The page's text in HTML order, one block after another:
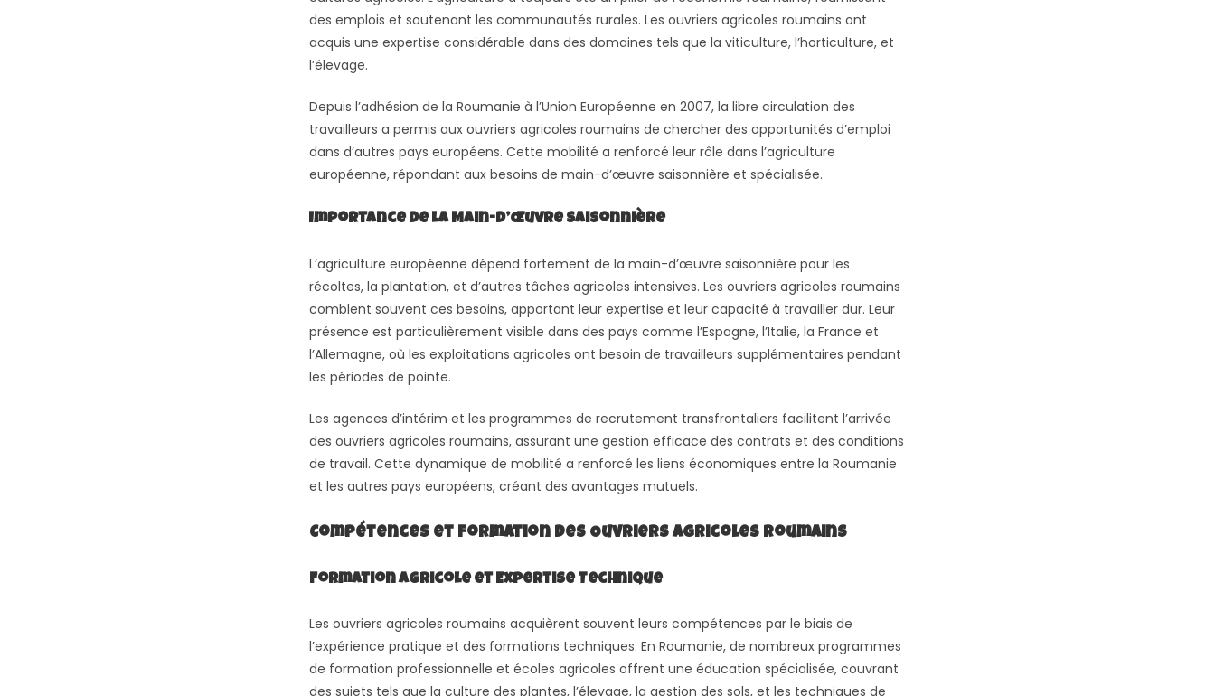
des emplois et soutenant les communautés rurales. Les ouvriers agricoles roumains ont
acquis une expertise considérable dans des domaines tels que la viticulture, l’horticulture, et
l’élevage.
Depuis l’adhésion de la Roumanie à l’Union Européenne en 2007, la libre circulation des
travailleurs a permis aux ouvriers agricoles roumains de chercher des opportunités d’emploi
dans d’autres pays européens. Cette mobilité a renforcé leur rôle dans l’agriculture
européenne, répondant aux besoins de main-d’œuvre saisonnière et spécialisée.
Importance de la Main-d’Œuvre Saisonnière
L’agriculture européenne dépend fortement de la main-d’œuvre saisonnière pour les
récoltes, la plantation, et d’autres tâches agricoles intensives. Les ouvriers agricoles roumains
comblent souvent ces besoins, apportant leur expertise et leur capacité à travailler dur. Leur
présence est particulièrement visible dans des pays comme l’Espagne, l’Italie, la France et
l’Allemagne, où les exploitations agricoles ont besoin de travailleurs supplémentaires pendant
les périodes de pointe.
Les agences d’intérim et les programmes de recrutement transfrontaliers facilitent l’arrivée
des ouvriers agricoles roumains, assurant une gestion efficace des contrats et des conditions
de travail. Cette dynamique de mobilité a renforcé les liens économiques entre la Roumanie
et les autres pays européens, créant des avantages mutuels.
Compétences et Formation des Ouvriers Agricoles Roumains
Formation Agricole et Expertise Technique
Les ouvriers agricoles roumains acquièrent souvent leurs compétences par le biais de
l’expérience pratique et des formations techniques. En Roumanie, de nombreux programmes
de formation professionnelle et écoles agricoles offrent une éducation spécialisée, couvrant
des sujets tels que la culture des plantes, l’élevage, la gestion des sols, et les techniques de